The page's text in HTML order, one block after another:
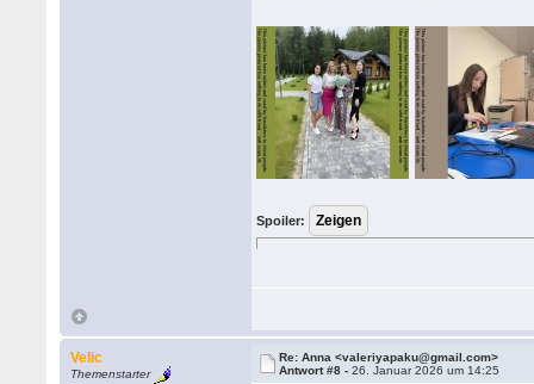
Spoiler:
Velic
Themenstarter
Re: Anna <valeriyapaku@gmail.com>
Antwort #8 -26. Januar 2026 um 14:25